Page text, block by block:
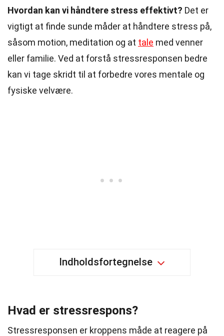
Hvordan kan vi håndtere stress effektivt? Det er
vigtigt at finde sunde måder at håndtere stress på,
såsom motion, meditation og at tale med venner
eller familie. Ved at forstå stressresponsen bedre
kan vi tage skridt til at forbedre vores mentale og
fysiske velvære.
Indholdsfortegnelse
Hvad er stressrespons?
Stressresponsen er kroppens måde at reagere på